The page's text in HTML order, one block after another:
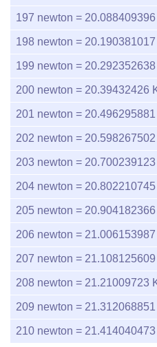
197 newton = 20.088409396
198 newton = 20.190381017
199 newton = 20.292352638
200 newton = 20.39432426
201 newton = 20.496295881
202 newton = 20.598267502
203 newton = 20.700239123
204 newton = 20.802210745
205 newton = 20.904182366
206 newton = 21.006153987
207 newton = 21.108125609
208 newton = 21.21009723
209 newton = 21.312068851
210 newton = 21.414040473